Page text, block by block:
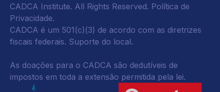
CADCA Institute. All Rights Reserved. Política de
Privacidade.
CADCA é um 501(c)(3) de acordo com as diretrizes
fiscais federais. Suporte do local.
As doações para o CADCA são dedutíveis de
impostos em toda a extensão permitida pela lei.